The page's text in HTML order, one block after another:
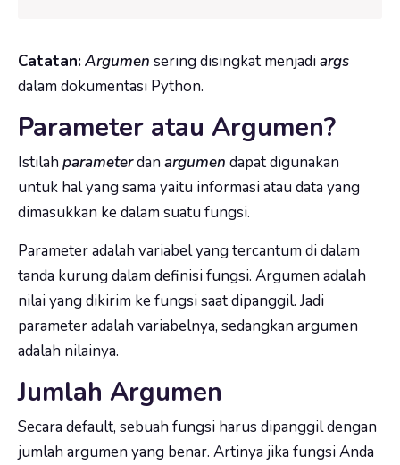
Catatan:Argumen sering disingkat menjadiargs
dalam dokumentasi Python.
Parameter atau Argumen?
Istilah parameterdan argumen dapat digunakan
untuk hal yang sama yaitu informasi atau data yang
dimasukkan ke dalam suatu fungsi.
Parameter adalah variabel yang tercantum di dalam
tanda kurung dalam definisi fungsi. Argumen adalah
nilai yang dikirim ke fungsi saat dipanggil. Jadi
parameter adalah variabelnya, sedangkan argumen
adalah nilainya.
Jumlah Argumen
Secara default, sebuah fungsi harus dipanggil dengan
jumlah argumen yang benar. Artinya jika fungsi Anda